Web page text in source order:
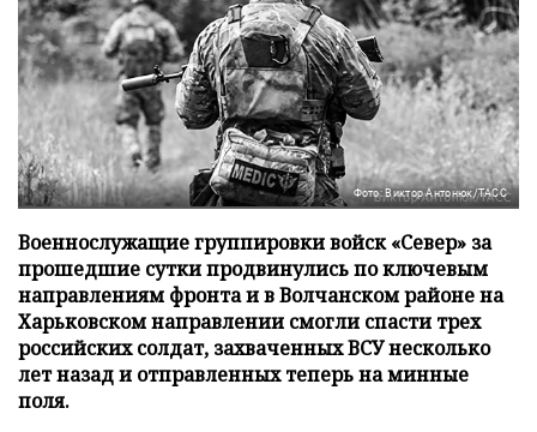
Фото: Виктор Антонюк/ТАСС
Военнослужащие группировки войск «Север» за
прошедшие сутки продвинулись по ключевым
направлениям фронта и в Волчанском районе на
Харьковском направлении смогли спасти трех
российских солдат, захваченных ВСУ несколько
лет назад и отправленных теперь на минные
поля.